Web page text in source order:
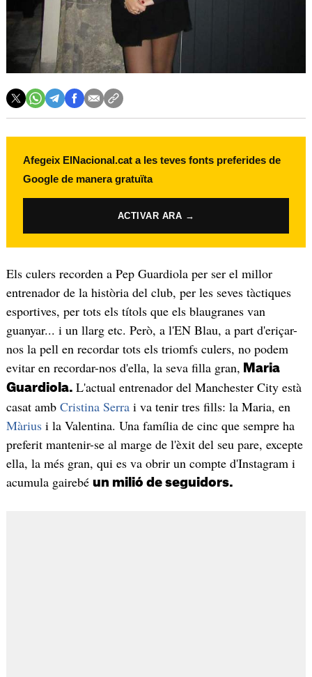
Afegeix ElNacional.cat a les teves fonts preferides de
Google de manera gratuïta
ACTIVAR ARA →
Els culers recorden a Pep Guardiola per ser el millor
entrenador de la història del club, per les seves tàctiques
esportives, per tots els títols que els blaugranes van
guanyar... i un llarg etc. Però, a l'EN Blau, a part d'eriçar-
nos la pell en recordar tots els triomfs culers, no podem
evitar en recordar-nos d'ella, la seva filla gran, Maria
Guardiola. L'actual entrenador del Manchester City està
casat amb Cristina Serrai va tenir tres fills: la Maria, en
Màrius i la Valentina. Una família de cinc que sempre ha
preferit mantenir-se al marge de l'èxit del seu pare, excepte
ella, la més gran, qui es va obrir un compte d'Instagram i
acumula gairebé un milió de seguidors.